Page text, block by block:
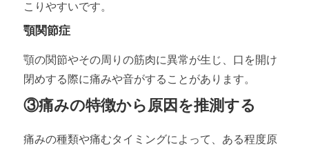
こりやすいです。
顎関節症
顎の関節やその周りの筋肉に異常が生じ、口を開け
閉めする際に痛みや音がすることがあります。
③痛みの特徴から原因を推測する
痛みの種類や痛むタイミングによって、ある程度原